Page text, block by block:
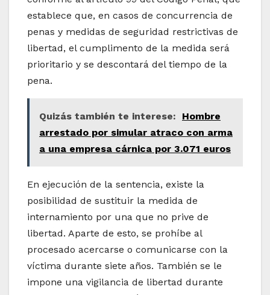
establece que, en casos de concurrencia de
penas y medidas de seguridad restrictivas de
libertad, el cumplimento de la medida será
prioritario y se descontará del tiempo de la
pena.
Quizás también te interese:
Hombre
arrestado por simular atraco con arma
a una empresa cárnica por 3.071 euros
En ejecución de la sentencia, existe la
posibilidad de sustituir la medida de
internamiento por una que no prive de
libertad. Aparte de esto, se prohíbe al
procesado acercarse o comunicarse con la
víctima durante siete años. También se le
impone una vigilancia de libertad durante